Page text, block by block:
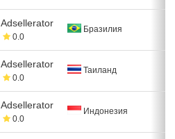
Adsellerator
0.0
Бразилия
Adsellerator
0.0
Таиланд
Adsellerator
0.0
Индонезия